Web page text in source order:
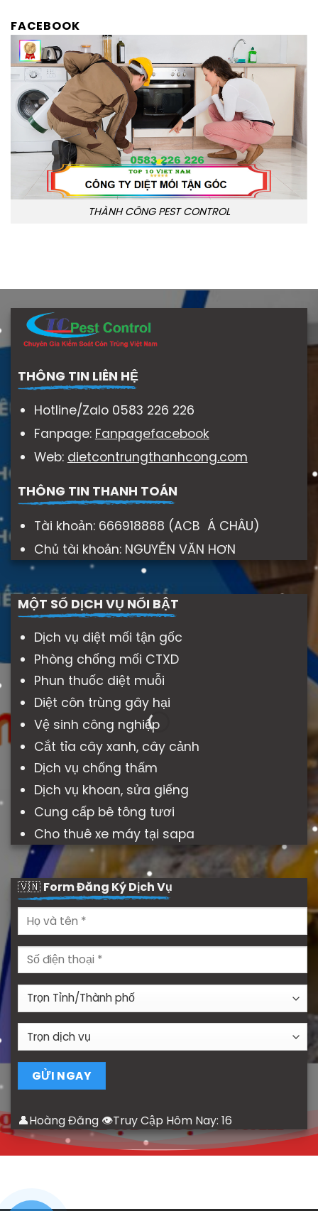
FACEBOOK
THÀNH CÔNG PEST CONTROL
THÔNG TIN LIÊN HỆ
Hotline/Zalo 0583 226 226
Fanpage: Fanpagefacebook
Web: dietcontrungthanhcong.com
THÔNG TIN THANH TOÁN
Tài khoản: 666918888 (ACB Á CHÂU)
Chủ tài khoản: NGUYỄN VĂN HƠN
MỘT SỐ DỊCH VỤ NỔI BẬT
Dịch vụ diệt mối tận gốc
Phòng chống mối CTXD
Phun thuốc diệt muỗi
Diệt côn trùng gây hại
Vệ sinh công nghiệp
Cắt tỉa cây xanh, cây cảnh
Dịch vụ chống thấm
Dịch vụ khoan, sửa giếng
Cung cấp bê tông tươi
Cho thuê xe máy tại sapa
🇻🇳 Form Đăng Ký Dịch Vụ
👤Hoàng Đăng 👁Truy Cập Hôm Nay: 16